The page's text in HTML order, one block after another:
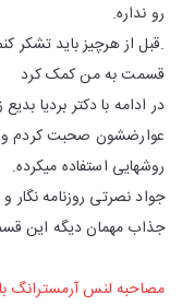
رو نداره.
.قبل از هرچیز باید تشکر
قسمت به من کمک کرد
در ادامه با دکتر بردیا
عوارضشون صحبت کردم و
روشهایی استفاده میکرده.
جواد نصرتی روزنامه
جذاب مهمان دیگه این
مصاحبه لنس آرمسترانگ با